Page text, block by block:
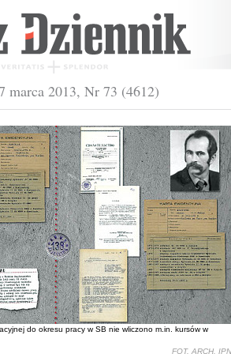
marca 2013, Nr 73 (4612)
do okresu pracy w SB nie wliczono m.in. kursów w
FOT. ARCH. IPN